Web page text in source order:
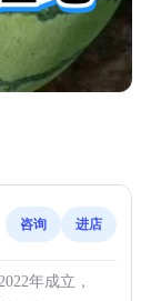
咨询 进店
年成立，